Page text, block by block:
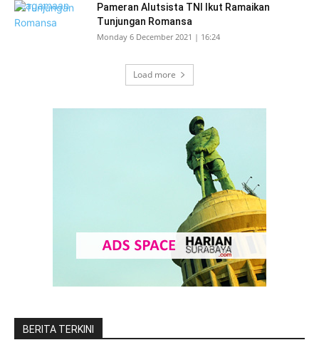
Pameran Alutsista TNI Ikut Ramaikan
Tunjungan Romansa
Monday 6 December 2021 | 16:24
Load more
BERITA TERKINI